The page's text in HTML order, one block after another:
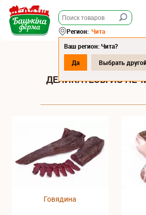
Регион: Чита
Ваш регион: Чита?
Да
Выбрать
ДЕЛИКАТЕСЫ ИЗ
Говядина